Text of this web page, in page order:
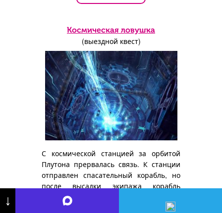
Космическая ловушка
(выездной квест)
С космической станцией за орбитой
Плутона прервалась связь. К станции
отправлен спасательный корабль, но
после высадки экипажа корабль
взрывается. Несчастный случай?
Диверсия? И что происходит на
↓